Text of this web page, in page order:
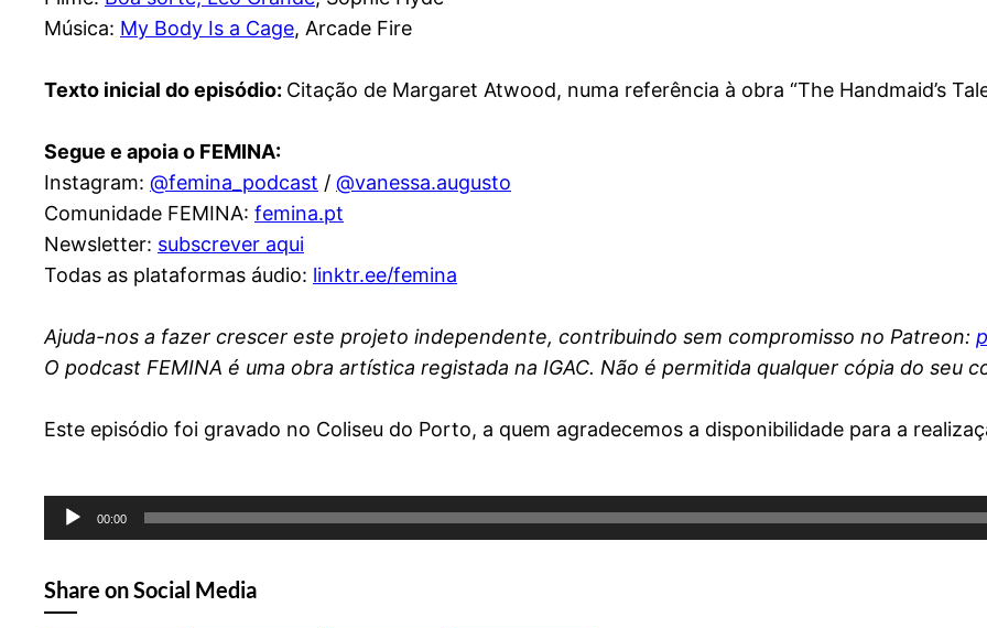
Música: My Body Is a Cage, Arcade Fire
Texto inicial do episódio: Citação de Margaret Atwood, numa referência à obra “The Handmaid’s
Segue e apoia o FEMINA:
Instagram: @femina_podcast / @vanessa.augusto
Comunidade FEMINA: femina.pt
Newsletter: subscrever aqui
Todas as plataformas áudio: linktr.ee/femina
Ajuda-nos a fazer crescer este projeto independente, contribuindo sem compromisso no Patreon:
O podcast FEMINA é uma obra artística registada na IGAC. Não é permitida qualquer cópia do seu
Este episódio foi gravado no Coliseu do Porto, a quem agradecemos a disponibilidade para a
Reprodutor
de
00:00
Share on Social Media